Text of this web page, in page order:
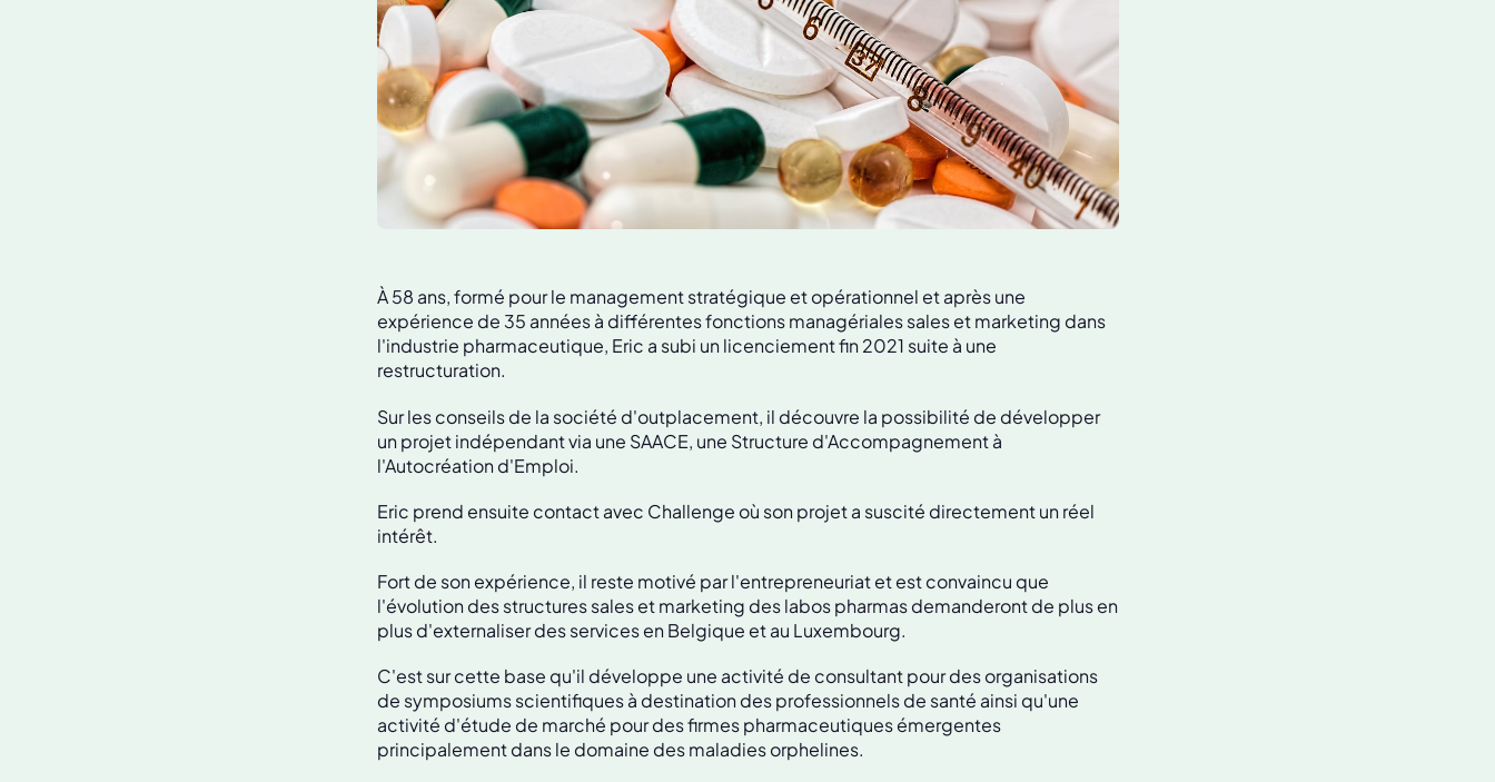
À 58 ans, formé pour le management stratégique et opérationnel et après une
expérience de 35 années à différentes fonctions managériales sales et marketing dans
l'industrie pharmaceutique, Eric a subi un licenciement fin 2021 suite à une
restructuration.
Sur les conseils de la société d'outplacement, il découvre la possibilité de développer
un projet indépendant via une SAACE, une Structure d'Accompagnement à
l'Autocréation d'Emploi.
Eric prend ensuite contact avec Challenge où son projet a suscité directement un réel
intérêt.
Fort de son expérience, il reste motivé par l'entrepreneuriat et est convaincu que
l'évolution des structures sales et marketing des labos pharmas demanderont de plus en
plus d'externaliser des services en Belgique et au Luxembourg.
C'est sur cette base qu'il développe une activité de consultant pour des organisations
de symposiums scientifiques à destination des professionnels de santé ainsi qu'une
activité d'étude de marché pour des firmes pharmaceutiques émergentes
principalement dans le domaine des maladies orphelines.